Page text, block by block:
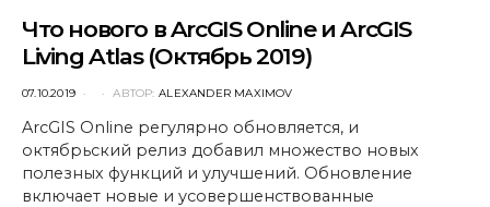
Что нового в ArcGIS Online и ArcGIS
Living Atlas (Октябрь 2019)
POSTED
07.10.2019 АВТОР: ALEXANDER MAXIMOV
ArcGIS Online регулярно обновляется, и
октябрьский релиз добавил множество новых
полезных функций и улучшений. Обновление
включает новые и усовершенствованные